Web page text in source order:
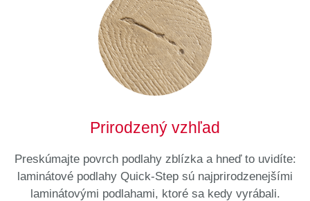
Prirodzený vzhľad
Preskúmajte povrch podlahy zblízka a hneď to uvidíte:
laminátové podlahy Quick-Step sú najprirodzenejšími
laminátovými podlahami, ktoré sa kedy vyrábali.